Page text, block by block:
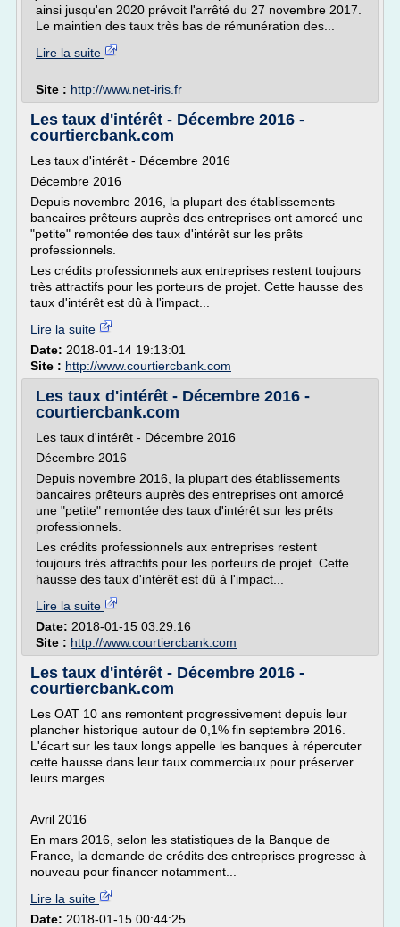
ainsi jusqu'en 2020 prévoit l'arrêté du 27 novembre 2017.
Le maintien des taux très bas de rémunération des...
Lire la suite
Site : http://www.net-iris.fr
Les taux d'intérêt - Décembre 2016 -
courtiercbank.com
Les taux d'intérêt - Décembre 2016
Décembre 2016
Depuis novembre 2016, la plupart des établissements
bancaires prêteurs auprès des entreprises ont amorcé une
"petite" remontée des taux d'intérêt sur les prêts
professionnels.
Les crédits professionnels aux entreprises restent toujours
très attractifs pour les porteurs de projet. Cette hausse des
taux d'intérêt est dû à l'impact...
Lire la suite
Date: 2018-01-14 19:13:01
Site : http://www.courtiercbank.com
Les taux d'intérêt - Décembre 2016 -
courtiercbank.com
Les taux d'intérêt - Décembre 2016
Décembre 2016
Depuis novembre 2016, la plupart des établissements
bancaires prêteurs auprès des entreprises ont amorcé
une "petite" remontée des taux d'intérêt sur les prêts
professionnels.
Les crédits professionnels aux entreprises restent
toujours très attractifs pour les porteurs de projet. Cette
hausse des taux d'intérêt est dû à l'impact...
Lire la suite
Date: 2018-01-15 03:29:16
Site : http://www.courtiercbank.com
Les taux d'intérêt - Décembre 2016 -
courtiercbank.com
Les OAT 10 ans remontent progressivement depuis leur
plancher historique autour de 0,1% fin septembre 2016.
L'écart sur les taux longs appelle les banques à répercuter
cette hausse dans leur taux commerciaux pour préserver
leurs marges.
Avril 2016
En mars 2016, selon les statistiques de la Banque de
France, la demande de crédits des entreprises progresse à
nouveau pour financer notamment...
Lire la suite
Date: 2018-01-15 00:44:25